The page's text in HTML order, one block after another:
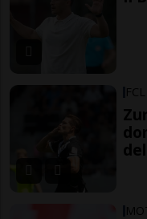
FCL